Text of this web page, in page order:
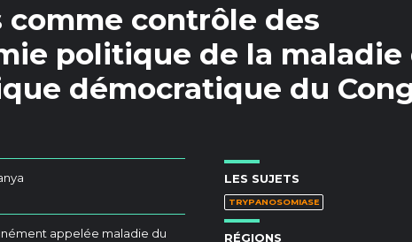
comme contrôle des
politique de la maladie
démocratique du
appelée maladie du
LES SUJETS
TRYPANOSOMIASE
RÉGIONS